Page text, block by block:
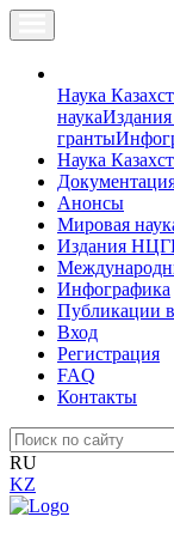
Наука
наука
гранты
Наука
Анонсы
Мировая
Издания
Инфографика
Публикации
Вход
Регистрация
FAQ
Контакты
RU
KZ